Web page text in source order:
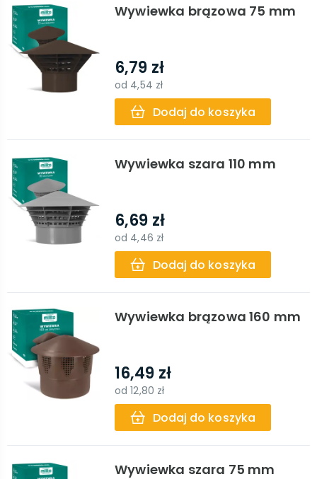
Wywiewka brązowa 75 mm
6,79 zł
od 4,54 zł
Dodaj do koszyka
Wywiewka szara 110 mm
6,69 zł
od 4,46 zł
Dodaj do koszyka
Wywiewka brązowa 160 mm
16,49 zł
od12,80 zł
Dodaj do koszyka
Wywiewka szara 75 mm